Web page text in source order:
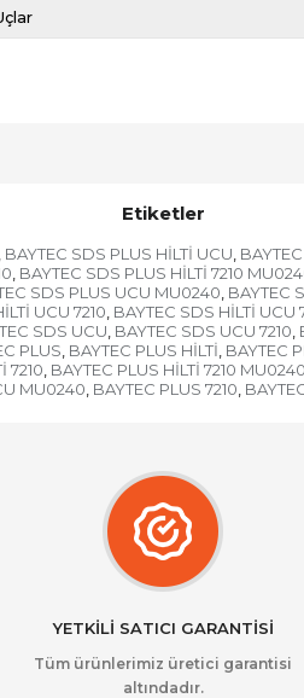
Etiketler
, BAYTEC SDS PLUS HİLTİ UCU,
, BAYTEC SDS PLUS HİLTİ 7210
SDS PLUS UCU MU0240, BAYTEC
UCU 7210, BAYTEC SDS HİLTİ UCU
SDS UCU, BAYTEC SDS UCU 7210,
PLUS, BAYTEC PLUS HİLTİ, BAYTEC
7210, BAYTEC PLUS HİLTİ 7210 MU0240
MU0240, BAYTEC PLUS 7210,
YETKİLİ SATICI GARANTİSİ
Tüm ürünlerimiz üretici garantisi
altındadır.